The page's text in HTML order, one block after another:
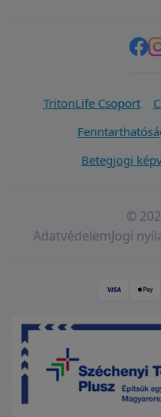
TritonLife Csoport
Betegjogi
©
AdatvédelemJogi